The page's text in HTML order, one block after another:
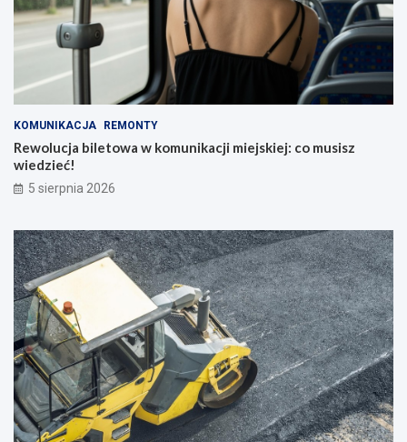
KOMUNIKACJA REMONTY
Rewolucja biletowa w komunikacji miejskiej: co musisz
wiedzieć!
5 sierpnia 2026